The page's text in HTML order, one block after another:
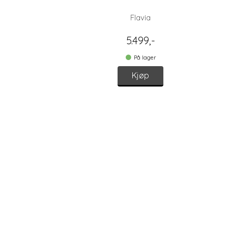
Flavia
5.499,-
På lager
Kjøp